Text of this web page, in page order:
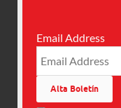
Email Address